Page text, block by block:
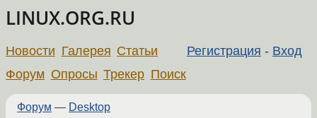
LINUX.ORG.RU
Регистрация - Вход
Новости Галерея Статьи
Форум Опросы Трекер Поиск
Форум — Desktop